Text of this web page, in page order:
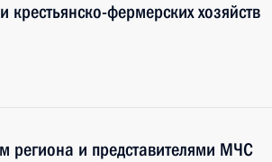
крестьянско-фермерских хозяйств
региона и представителями МЧС